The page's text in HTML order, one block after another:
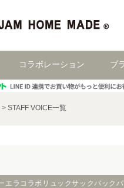
コラボレーション ブ
STAFF VOICE一覧
エラコラボリュックサックバック